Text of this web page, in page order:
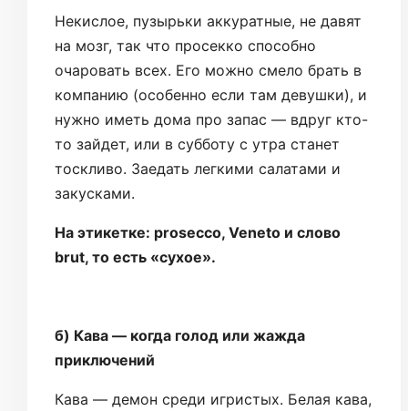
Некислое, пузырьки аккуратные, не давят
на мозг, так что просекко способно
очаровать всех. Его можно смело брать в
компанию (особенно если там девушки), и
нужно иметь дома про запас — вдруг кто-
то зайдет, или в субботу с утра станет
тоскливо. Заедать легкими салатами и
закусками.
На этикетке: prosecco, Veneto и слово
brut, то есть «сухое».
б) Кава — когда голод или жажда
приключений
Кава — демон среди игристых. Белая кава,